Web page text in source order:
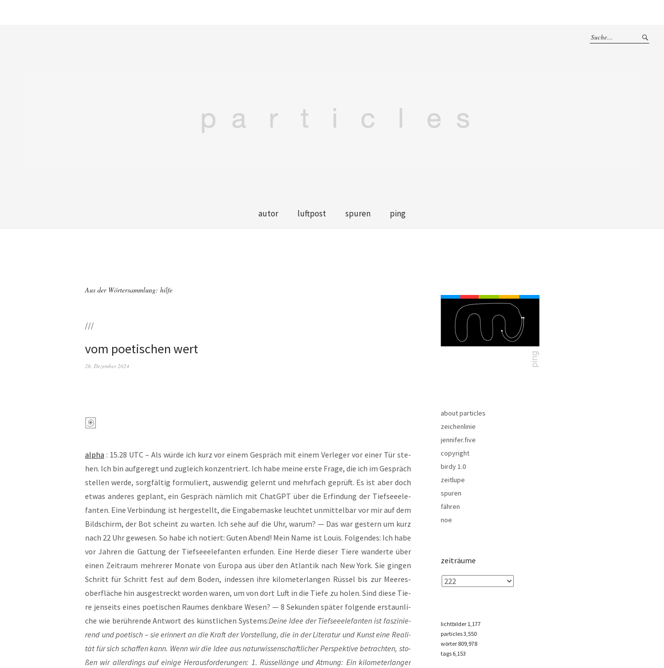
autor luftpost spuren ping
Aus der Wörtersammlung: hilfe
///
vom poetischen wert
26. Dezember 2024
alpha : 15.28 UTC – Als wür­de ich kurz vor einem Gespräch mit einem Ver­le­ger vor einer Tür ste­
hen. Ich bin auf­ge­regt und zugleich kon­zen­triert. Ich habe mei­ne ers­te Fra­ge, die ich im Gespräch
stel­len wer­de, sorg­fäl­tig for­mu­liert, aus­wen­dig gelernt und mehr­fach geprüft. Es ist aber doch
etwas ande­res geplant, ein Gespräch näm­lich mit ChatGPT über die Erfin­dung der Tief­see­ele­
fan­ten. Eine Ver­bin­dung ist her­ge­stellt, die Ein­ga­be­mas­ke leuch­tet unmit­tel­bar vor mir auf dem
Bild­schirm, der Bot scheint zu war­ten. Ich sehe auf die Uhr, war­um? — Das war ges­tern um kurz
nach 22 Uhr gewe­sen. So habe ich notiert: Guten Abend! Mein Name ist Lou­is. Fol­gen­des: Ich habe
vor Jah­ren die Gat­tung der Tief­see­ele­fan­ten erfun­den. Eine Her­de die­ser Tie­re wan­der­te über
einen Zeit­raum meh­re­rer Mona­te von Euro­pa aus über den Atlan­tik nach New York. Sie gin­gen
Schritt für Schritt fest auf dem Boden, indes­sen ihre kilo­me­ter­lan­gen Rüs­sel bis zur Mee­res­
ober­flä­che hin aus­ge­streckt wor­den waren, um von dort Luft in die Tie­fe zu holen. Sind die­se Tie­
re jen­seits eines poe­ti­schen Rau­mes denk­ba­re Wesen? — 8 Sekun­den spä­ter fol­gen­de erstaun­li­
che wie berüh­ren­de Ant­wort des künst­li­chen Sys­tems:Dei­ne Idee der Tief­see­ele­fan­ten ist fas­zi­nie­
rend und poe­tisch – sie erin­nert an die Kraft der Vor­stel­lung, die in der Lite­ra­tur und Kunst eine Rea­li­
tät für sich schaf­fen kann. Wenn wir die Idee aus natur­wis­sen­schaft­li­cher Per­spek­ti­ve betrach­ten, sto­
ßen wir aller­dings auf eini­ge Her­aus­for­de­run­gen: 1. Rüs­sel­län­ge und Atmung: Ein kilo­me­ter­lan­ger
about particles
zeichenlinie
jennifer.five
copyright
birdy 1.0
zeitlupe
spuren
fähren
noe
zeiträume
lichtbilder 1,177
particles3,550
wörter 809,978
tags 6,153